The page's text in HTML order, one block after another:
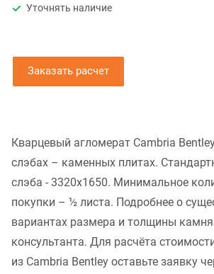
Уточнять наличие
Заказать расчет
Кварцевый агломерат Cambria
слэбах – каменных плитах.
слэба - 3320x1650. Минимальное
покупки – ½ листа. Подробнее о
вариантах размера и толщины
консультанта. Для расчёта
из Cambria Bentley оставьте заявку